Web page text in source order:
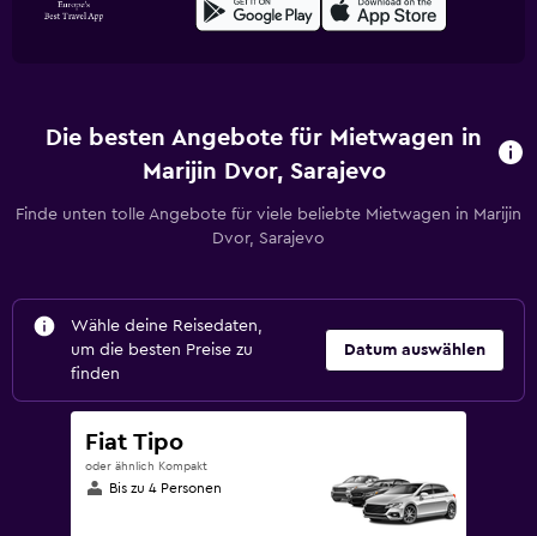
Die besten Angebote für Mietwagen in
Marijin Dvor, Sarajevo
Finde unten tolle Angebote für viele beliebte Mietwagen in Marijin
Dvor, Sarajevo
Wähle deine Reisedaten,
um die besten Preise zu
finden
Datum auswählen
Fiat Tipo
oder ähnlich Kompakt
Bis zu 4 Personen